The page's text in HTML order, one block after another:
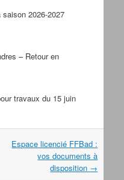
2026-2027
– Retour en
travaux du 15 juin
Espace licencié FFBad :
vos documents à
disposition →